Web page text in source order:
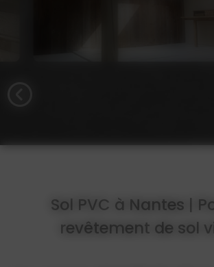
Sol PVC à Nantes |
revêtement de sol